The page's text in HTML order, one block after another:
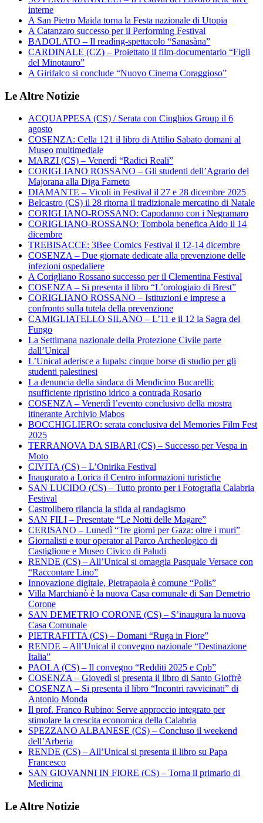
interne
A San Pietro Maida torna la Festa nazionale di Utopia
A Catanzaro successo per il Performing Festival
BADOLATO – Il reading-spettacolo “Sanasàna”
CARDINALE (CZ) – Proiettato il film-documentario “Figli
del Minotauro”
A Girifalco si conclude “Nuovo Cinema Coraggioso”
Le Altre Notizie
ACQUAPPESA (CS) / Serata con Cinghios Group il 6
agosto
COSENZA: Cella 121 il libro di Attilio Sabato domani al
Museo multimediale
MARZI (CS) – Venerdì “Radici Reali”
CORIGLIANO ROSSANO – Gli studenti dell’Agrario del
Majorana alla Diga Farneto
DIAMANTE – Vicoli in Festival il 27 e 28 dicembre 2025
Belcastro (CS) il 28 ritorna il tradizionale mercatino di Natale
CORIGLIANO-ROSSANO: Capodanno con i Negramaro
CORIGLIANO-ROSSANO: Tombola benefica Aido il 14
dicembre
TREBISACCE: 3Bee Comics Festival il 12-14 dicembre
COSENZA – Due giornate dedicate alla prevenzione delle
infezioni ospedaliere
A Corigliano Rossano successo per il Clementina Festival
COSENZA – Si presenta il libro “L’orologiaio di Brest”
CORIGLIANO ROSSANO – Istituzioni e imprese a
confronto sulla tutela della prevenzione
CAMIGLIATELLO SILANO – L’11 e il 12 la Sagra del
Fungo
La Settimana nazionale della Protezione Civile parte
dall’Unical
L’Unical aderisce a Iupals: cinque borse di studio per gli
studenti palestinesi
La denuncia della sindaca di Mendicino Bucarelli:
nsufficiente ripristino idrico a contrada Rosario
COSENZA – Venerdì l’evento conclusivo della mostra
itinerante Archivio Mabos
BOCCHIGLIERO: serata conclusiva del Memories Film Fest
2025
TERRANOVA DA SIBARI (CS) – Successo per Vespa in
Moto
CIVITA (CS) – L’Onirika Festival
Inaugurato a Lorica il Centro informazioni turistiche
SAN LUCIDO (CS) – Tutto pronto per i Fotografia Calabria
Festival
Castrolibero rilancia la sfida al randagismo
SAN FILI – Presentate “Le Notti delle Magare”
CERISANO – Lunedì “Tre giorni per Gaza: oltre i muri”
Giornalisti e tour operator al Parco Archeologico di
Castiglione e Museo Civico di Paludi
RENDE (CS) – All’Unical si omaggia Pasquale Versace con
“Raccontare Lino”
Innovazione digitale, Pietrapaola è comune “Polis”
Villa Marchianò è la nuova Casa comunale di San Demetrio
Corone
SAN DEMETRIO CORONE (CS) – S’inaugura la nuova
Casa Comunale
PIETRAFITTA (CS) – Domani “Ruga in Fiore”
RENDE – All’Unical il convegno nazionale “Destinazione
Italia”
PAOLA (CS) – Il convegno “Redditi 2025 e Cpb”
COSENZA – Giovedì si presenta il libro di Santo Gioffrè
COSENZA – Si presenta il libro “Incontri ravvicinati” di
Antonio Monda
Il prof. Franco Rubino: Serve approccio integrato per
stimolare la crescita economica della Calabria
SPEZZANO ALBANESE (CS) – Concluso il weekend
dell’Arberia
RENDE (CS) – All’Unical si presenta il libro su Papa
Francesco
SAN GIOVANNI IN FIORE (CS) – Torna il primario di
Medicina
Le Altre Notizie